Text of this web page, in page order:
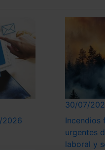
2026
30/07/
Incendios
urgentes
laboral y